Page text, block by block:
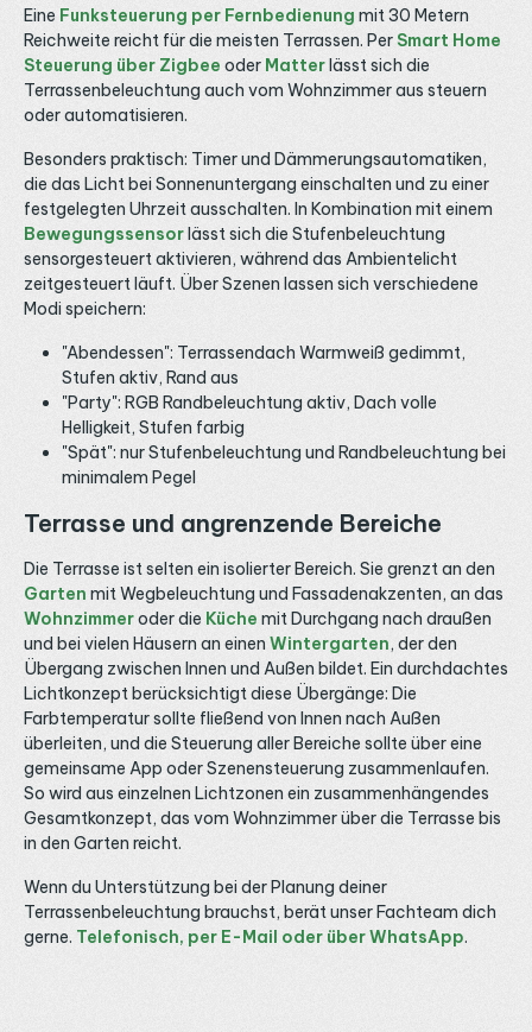
Eine Funksteuerung per Fernbedienung mit 30 Metern
Reichweite reicht für die meisten Terrassen. Per Smart Home
Steuerung über Zigbee oder Matterlässt sich die
Terrassenbeleuchtung auch vom Wohnzimmer aus steuern
oder automatisieren.
Besonders praktisch: Timer und Dämmerungsautomatiken,
die das Licht bei Sonnenuntergang einschalten und zu einer
festgelegten Uhrzeit ausschalten. In Kombination mit einem
Bewegungssensorlässt sich die Stufenbeleuchtung
sensorgesteuert aktivieren, während das Ambientelicht
zeitgesteuert läuft. Über Szenen lassen sich verschiedene
Modi speichern:
"Abendessen": Terrassendach Warmweiß gedimmt,
Stufen aktiv, Rand aus
"Party": RGB Randbeleuchtung aktiv, Dach volle
Helligkeit, Stufen farbig
"Spät": nur Stufenbeleuchtung und Randbeleuchtung bei
minimalem Pegel
Terrasse und angrenzende Bereiche
Die Terrasse ist selten ein isolierter Bereich. Sie grenzt an den
Garten mit Wegbeleuchtung und Fassadenakzenten, an das
Wohnzimmeroder die Küche mit Durchgang nach draußen
und bei vielen Häusern an einen Wintergarten, der den
Übergang zwischen Innen und Außen bildet. Ein durchdachtes
Lichtkonzept berücksichtigt diese Übergänge: Die
Farbtemperatur sollte fließend von Innen nach Außen
überleiten, und die Steuerung aller Bereiche sollte über eine
gemeinsame App oder Szenensteuerung zusammenlaufen.
So wird aus einzelnen Lichtzonen ein zusammenhängendes
Gesamtkonzept, das vom Wohnzimmer über die Terrasse bis
in den Garten reicht.
Wenn du Unterstützung bei der Planung deiner
Terrassenbeleuchtung brauchst, berät unser Fachteam dich
gerne. Telefonisch, per E-Mail oder über WhatsApp.